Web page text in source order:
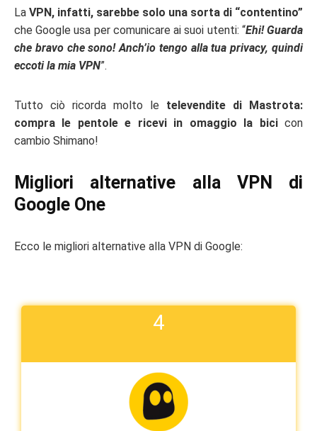
La VPN, infatti, sarebbe solo una sorta di “contentino”
che Google usa per comunicare ai suoi utenti: “Ehi! Guarda
che bravo che sono! Anch’io tengo alla tua privacy, quindi
eccoti la mia VPN”.
Tutto ciò ricorda molto le televendite di Mastrota:
compra le pentole e ricevi in omaggio la bicicon
cambio Shimano!
Migliori alternative alla VPN di
Google One
Ecco le migliori alternative alla VPN di Google:
4